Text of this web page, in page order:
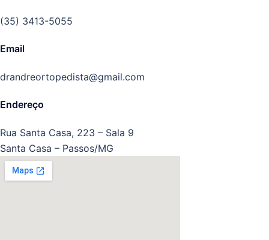
(35) 3413-5055
Email
drandreortopedista@gmail.com
Endereço
Rua Santa Casa, 223 – Sala 9
Santa Casa – Passos/MG